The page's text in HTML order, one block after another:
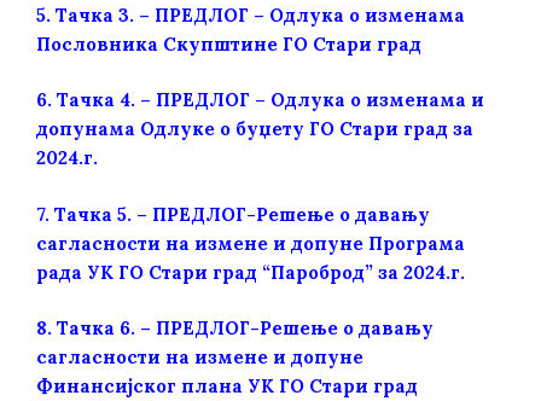
5. Тачка 3. – ПРЕДЛОГ – Одлука о изменама
Пословника Скупштине ГО Стари град
6. Тачка 4. – ПРЕДЛОГ – Одлука о изменама и
допунама Одлуке о буџету ГО Стари град за
2024.г.
7. Тачка 5. – ПРЕДЛОГ-Решење о давању
сагласности на измене и допуне Програма
рада УК ГО Стари град “Пароброд” за 2024.г.
8. Тачка 6. – ПРЕДЛОГ-Решење о давању
сагласности на измене и допуне
Финансијског плана УК ГО Стари град